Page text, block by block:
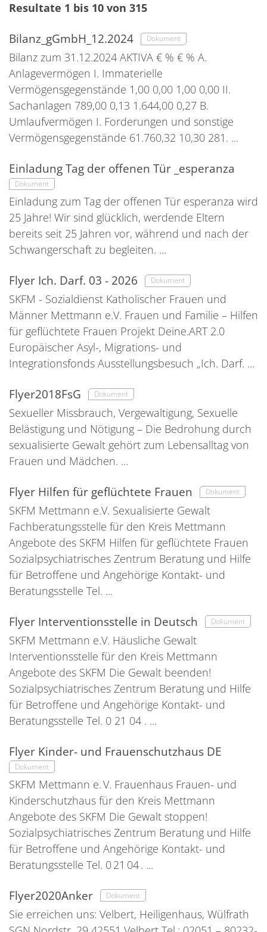
Resultate 1 bis 10 von 315
Bilanz_gGmbH_12.2024 Dokument
Bilanz zum 31.12.2024 AKTIVA € % € % A.
Anlagevermögen I. Immaterielle
Vermögensgegenstände 1,00 0,00 1,00 0,00 II.
Sachanlagen 789,00 0,13 1.644,00 0,27 B.
Umlaufvermögen I. Forderungen und sonstige
Vermögensgegenstände 61.760,32 10,30 281. ...
Einladung Tag der offenen Tür _esperanza
Dokument
Einladung zum Tag der offenen Tür esperanza wird
25 Jahre! Wir sind glücklich, werdende Eltern
bereits seit 25 Jahren vor, während und nach der
Schwangerschaft zu begleiten. ...
Flyer Ich. Darf. 03 - 2026 Dokument
SKFM - Sozialdienst Katholischer Frauen und
Männer Mettmann e.V. Frauen und Familie – Hilfen
für geflüchtete Frauen Projekt Deine.ART 2.0
Europäischer Asyl-, Migrations- und
Integrationsfonds Ausstellungsbesuch „Ich. Darf. ...
Flyer2018FsG Dokument
Sexueller Missbrauch, Vergewaltigung, Sexuelle
Belästigung und Nötigung – Die Bedrohung durch
sexualisierte Gewalt gehört zum Lebensalltag von
Frauen und Mädchen. ...
Flyer Hilfen für geflüchtete Frauen Dokument
SKFM Mettmann e.V. Sexualisierte Gewalt
Fachberatungsstelle für den Kreis Mettmann
Angebote des SKFM Hilfen für geflüchtete Frauen
Sozialpsychiatrisches Zentrum Beratung und Hilfe
für Betroffene und Angehörige Kontakt- und
Beratungsstelle Tel. ...
Flyer Interventionsstelle in Deutsch Dokument
SKFM Mettmann e.V. Häusliche Gewalt
Interventionsstelle für den Kreis Mettmann
Angebote des SKFM Die Gewalt beenden!
Sozialpsychiatrisches Zentrum Beratung und Hilfe
für Betroffene und Angehörige Kontakt- und
Beratungsstelle Tel. 0 21 04 . ...
Flyer Kinder- und Frauenschutzhaus DE
Dokument
SKFM Mettmann e. V. Frauenhaus Frauen- und
Kinderschutzhaus für den Kreis Mettmann
Angebote des SKFM Die Gewalt stoppen!
Sozialpsychiatrisches Zentrum Beratung und Hilfe
für Betroffene und Angehörige Kontakt- und
Beratungsstelle Tel. 0 21 04 . ...
Flyer2020Anker Dokument
Sie erreichen uns: Velbert, Heiligenhaus, Wülfrath